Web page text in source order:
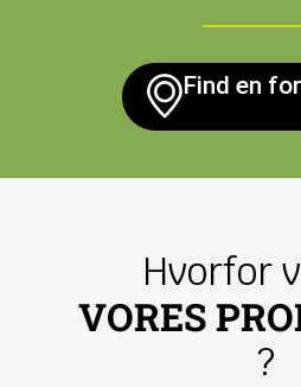
Find en
Hvorfor
VORES
?